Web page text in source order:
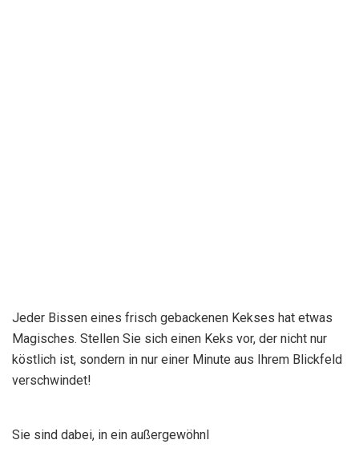
Jeder Bissen eines frisch gebackenen Kekses hat etwas
Magisches. Stellen Sie sich einen Keks vor, der nicht nur
köstlich ist, sondern in nur einer Minute aus Ihrem Blickfeld
verschwindet!
Sie sind dabei, in ein außergewöhnl